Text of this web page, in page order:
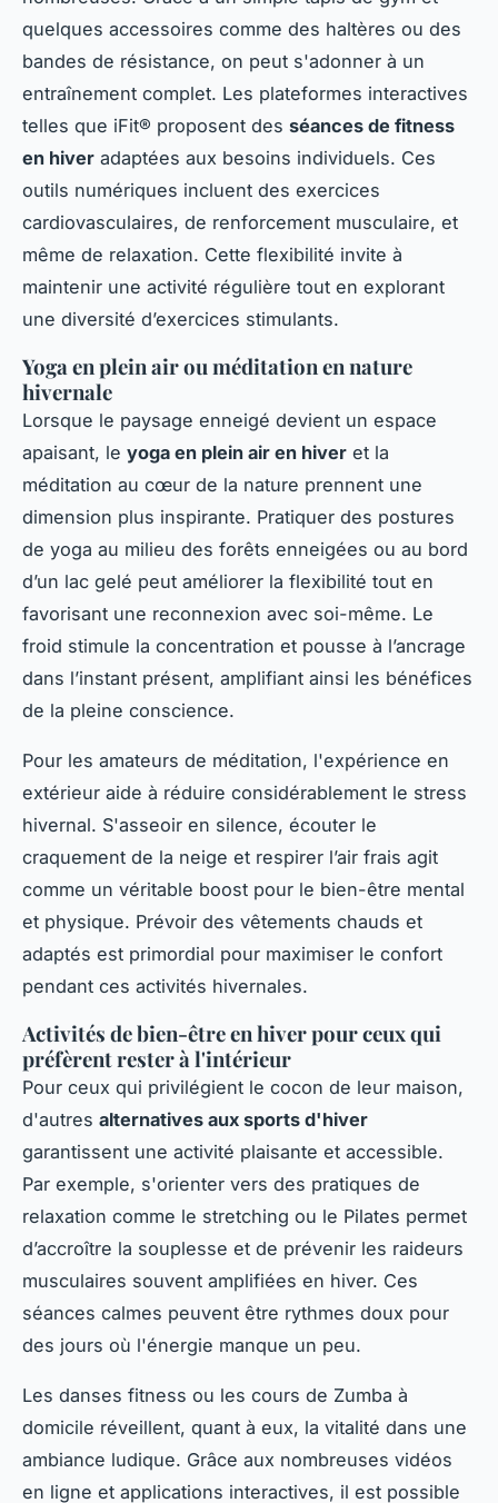
quelques accessoires comme des haltères ou des
bandes de résistance, on peut s'adonner à un
entraînement complet. Les plateformes interactives
telles que iFit® proposent des séances de fitness
en hiver adaptées aux besoins individuels. Ces
outils numériques incluent des exercices
cardiovasculaires, de renforcement musculaire, et
même de relaxation. Cette flexibilité invite à
maintenir une activité régulière tout en explorant
une diversité d’exercices stimulants.
Yoga en plein air ou méditation en nature
hivernale
Lorsque le paysage enneigé devient un espace
apaisant, le yoga en plein air en hiver et la
méditation au cœur de la nature prennent une
dimension plus inspirante. Pratiquer des postures
de yoga au milieu des forêts enneigées ou au bord
d’un lac gelé peut améliorer la flexibilité tout en
favorisant une reconnexion avec soi-même. Le
froid stimule la concentration et pousse à l’ancrage
dans l’instant présent, amplifiant ainsi les bénéfices
de la pleine conscience.
Pour les amateurs de méditation, l'expérience en
extérieur aide à réduire considérablement le stress
hivernal. S'asseoir en silence, écouter le
craquement de la neige et respirer l’air frais agit
comme un véritable boost pour le bien-être mental
et physique. Prévoir des vêtements chauds et
adaptés est primordial pour maximiser le confort
pendant ces activités hivernales.
Activités de bien-être en hiver pour ceux qui
préfèrent rester à l'intérieur
Pour ceux qui privilégient le cocon de leur maison,
d'autres alternatives aux sports d'hiver
garantissent une activité plaisante et accessible.
Par exemple, s'orienter vers des pratiques de
relaxation comme le stretching ou le Pilates permet
d’accroître la souplesse et de prévenir les raideurs
musculaires souvent amplifiées en hiver. Ces
séances calmes peuvent être rythmes doux pour
des jours où l'énergie manque un peu.
Les danses fitness ou les cours de Zumba à
domicile réveillent, quant à eux, la vitalité dans une
ambiance ludique. Grâce aux nombreuses vidéos
en ligne et applications interactives, il est possible